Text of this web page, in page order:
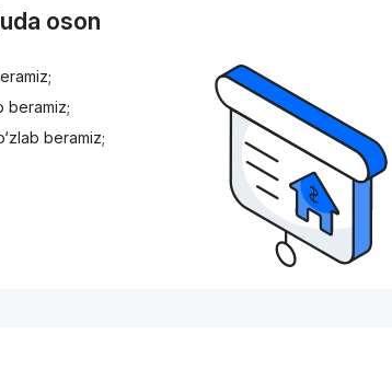
oson
beramiz;
beramiz;